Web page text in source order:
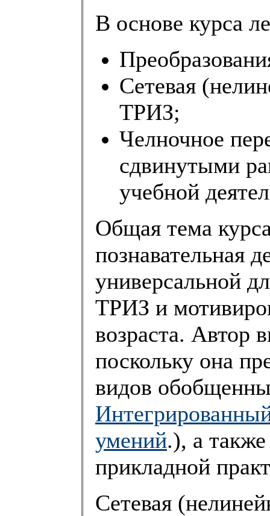
В основе курса
Сетевая
ТРИЗ;
Челночное
сдвинутыми
учебной
Общая тема
познавательная
универсальной
ТРИЗ и
возраста. Автор
поскольку она
видов
умений.), а
прикладной
Сетевая